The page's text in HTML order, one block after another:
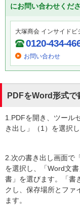
にお問い合わせくださ
大塚商会 インサイドビ
0120-434-
お問い合わせ
PDFをWord形式で
1.PDFを開き、ツール
き出し」（1）を選択
2.次の書き出し画面で
を選択し、「Word文
書」を選びます。「書
クし、保存場所とファ
ます。